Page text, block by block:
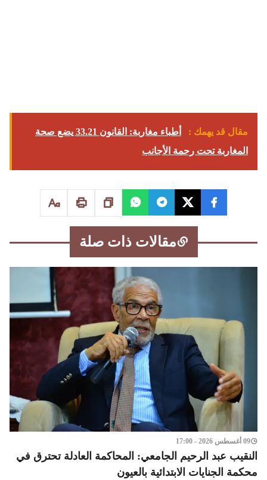
مقال قد يهمك :
أطباء مغاربة: القانون 33.21 يضع صحة
المغاربة تحت رحمة الأجانب
مقالات ذات صلة
09 أغسطس 2026 - 17:00
النقيب عبد الرحيم الجامعي: المحاكمة العادلة تحترق في
محكمة الجنايات الابتدائية بالعيون